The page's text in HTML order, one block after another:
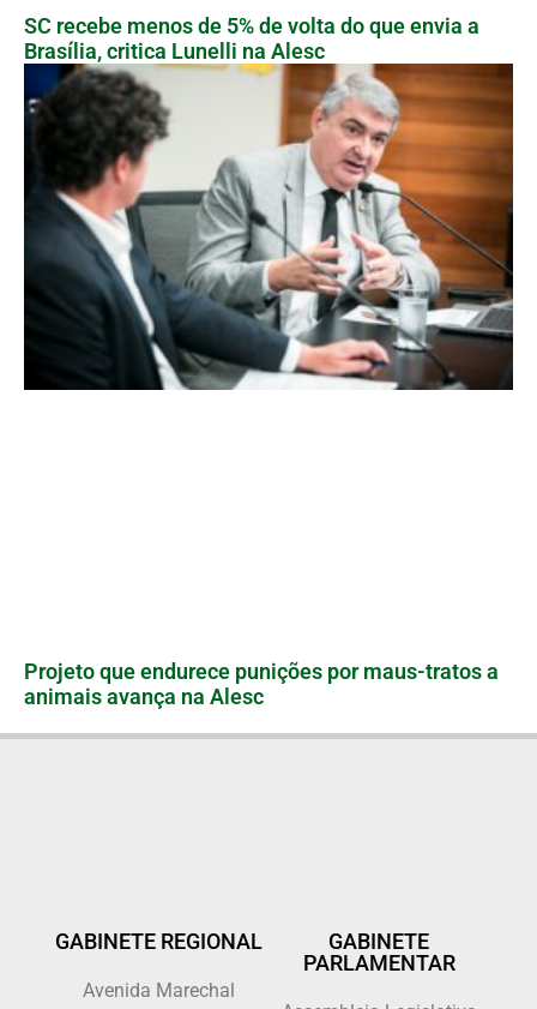
SC recebe menos de 5% de volta do que envia a
Brasília, critica Lunelli na Alesc
Projeto que endurece punições por maus-tratos a
animais avança na Alesc
GABINETE REGIONAL
Avenida Marechal
GABINETE
PARLAMENTAR